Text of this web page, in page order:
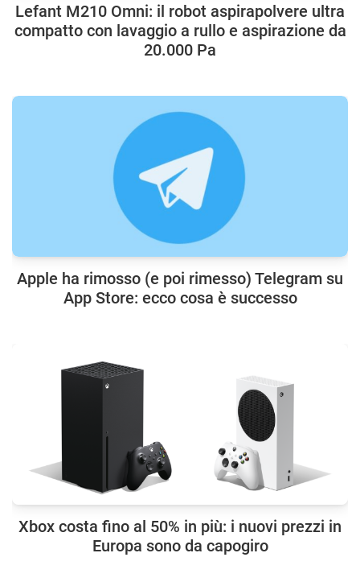
Lefant M210 Omni: il robot aspirapolvere ultra
compatto con lavaggio a rullo e aspirazione da
20.000 Pa
Apple ha rimosso (e poi rimesso) Telegram su
App Store: ecco cosa è successo
Xbox costa fino al 50% in più: i nuovi prezzi in
Europa sono da capogiro